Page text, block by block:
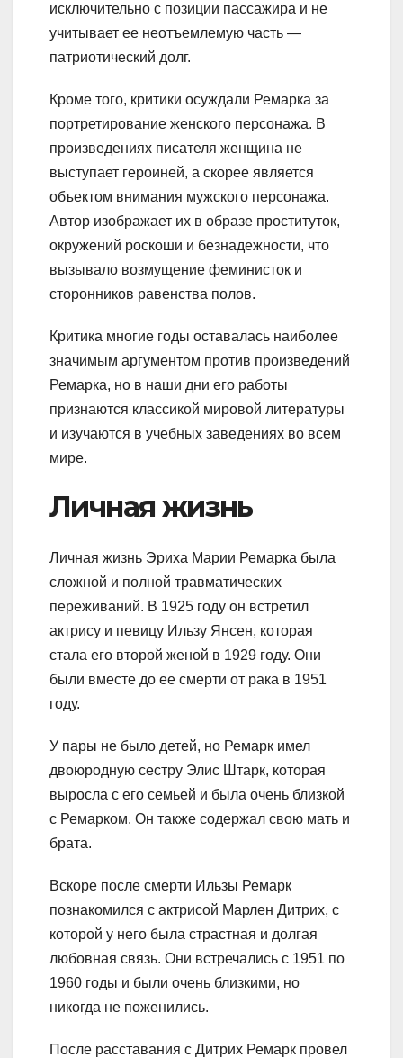
исключительно с позиции пассажира и не
учитывает ее неотъемлемую часть —
патриотический долг.
Кроме того, критики осуждали Ремарка за
портретирование женского персонажа. В
произведениях писателя женщина не
выступает героиней, а скорее является
объектом внимания мужского персонажа.
Автор изображает их в образе проституток,
окружений роскоши и безнадежности, что
вызывало возмущение феминисток и
сторонников равенства полов.
Критика многие годы оставалась наиболее
значимым аргументом против произведений
Ремарка, но в наши дни его работы
признаются классикой мировой литературы
и изучаются в учебных заведениях во всем
мире.
Личная жизнь
Личная жизнь Эриха Марии Ремарка была
сложной и полной травматических
переживаний. В 1925 году он встретил
актрису и певицу Ильзу Янсен, которая
стала его второй женой в 1929 году. Они
были вместе до ее смерти от рака в 1951
году.
У пары не было детей, но Ремарк имел
двоюродную сестру Элис Штарк, которая
выросла с его семьей и была очень близкой
с Ремарком. Он также содержал свою мать и
брата.
Вскоре после смерти Ильзы Ремарк
познакомился с актрисой Марлен Дитрих, с
которой у него была страстная и долгая
любовная связь. Они встречались с 1951 по
1960 годы и были очень близкими, но
никогда не поженились.
После расставания с Дитрих Ремарк провел